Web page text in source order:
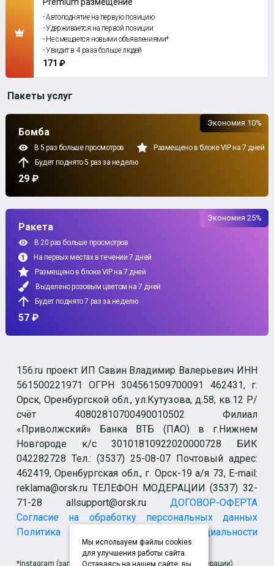
- Автоподнятие на первую позицию
- Удерживается на первой позиции
- Не смещается новыми объявлениями*
- Увидит в 4 раза больше людей
171 ₽
Пакеты услуг
Бомба
В 5 раз больше просмотров
Размещено в блоке VIP на 7 дней
Будет поднято 5 раз за неделю
29 ₽
Экономия 10%
Ракета
В 20 раз больше просмотров
На первых местах в течении 7 дней
Размещено в блоке VIP на 7 дней
Выделено розовым цветом на 7 дней
Будет поднято 7 раз за неделю
57 ₽
Экономия 25%
156.ru проект ИП Савин Владимир Валерьевич ИНН
561500221971 ОГРН 304561509700091 462431, г.
Орск, Оренбургской обл., ул.Кутузова, д.58, кв.12 Р/
счёт 40802810700490010502 Филиал
«Приволжский» Банка ВТБ (ПАО) в г.Нижнем
Новгороде к/с 30101810922020000728 БИК
042282728 Тел.: (3537) 25-08-07 Почтовый адрес:
462419, Оренбургская обл., г. Орск-19 а/я 73, E-mail:
reklama@orsk.ru ТЕЛЕФОН МОДЕРАЦИИ (3537) 32-
71-28 allsupport@orsk.ruДОГОВОР-ОФЕРТА
Согласие на обработку персональных данных
Политика конфиденциальности
*Instagram (запрещен на территории Российской Федерации)
Мы используем файлы cookies
для улучшения работы сайта.
Оставаясь на нашем сайте, вы